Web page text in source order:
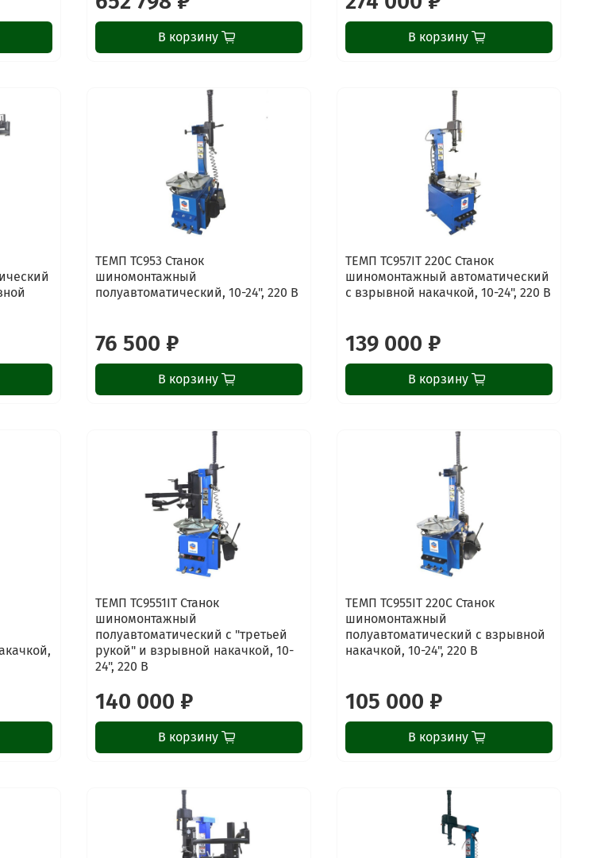
В корзину В корзину
ТЕМП TC953 Станок
шиномонтажный
полуавтоматический, 10-24", 220 В
76 500 ₽
В корзину
ТЕМП TC957IT 220C Станок
шиномонтажный автоматический
с взрывной накачкой, 10-24", 220 В
139 000 ₽
В корзину
ТЕМП TC9551IT Станок
шиномонтажный
полуавтоматический с "третьей
рукой" и взрывной накачкой, 10-
24", 220 В
140 000 ₽
В корзину
ТЕМП TC955IT 220C Станок
шиномонтажный
полуавтоматический с взрывной
накачкой, 10-24", 220 В
105 000 ₽
В корзину